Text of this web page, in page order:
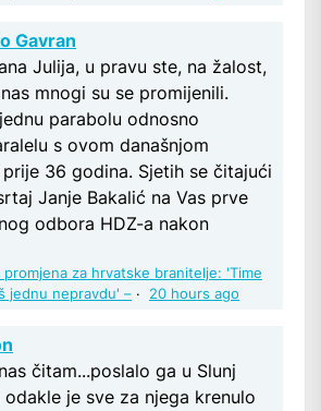
Gavran
Julija, u pravu ste, na žalost,
mnogi su se promijenili.
parabolu odnosno
s ovom današnjom
36 godina. Sjetih se čitajući
Janje Bakalić na Vas prve
odbora HDZ-a nakon
promjena za hrvatske branitelje: 'Time
jednu nepravdu' – · 20 hours ago
čitam...poslalo ga u Slunj
je sve za njega krenulo